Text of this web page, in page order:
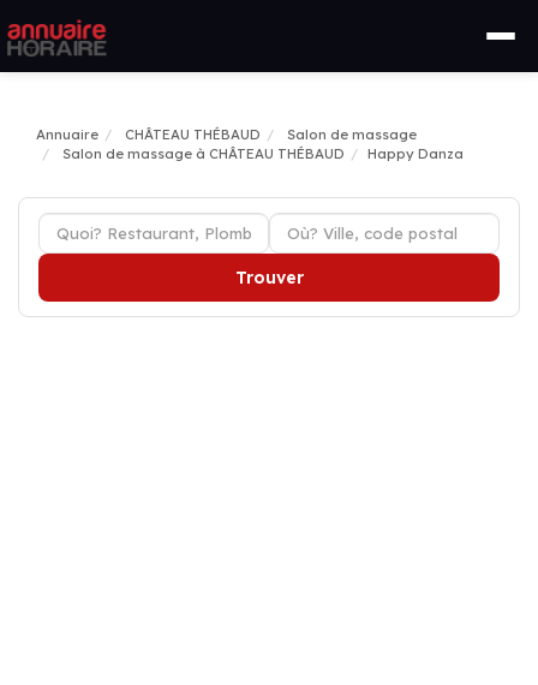
Annuaire CHÂTEAU THÉBAUD
Salon de massage
Salon de massage à CHÂTEAU THÉBAUD
Happy Danza
Trouver